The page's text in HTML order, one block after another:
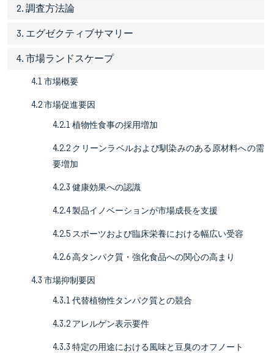
2. 調査方法論
3. エグゼクティブサマリー
4. 市場ランドスケープ
4.1 市場概要
4.2 市場促進要因
4.2.1 植物性食事の採用増加
4.2.2 クリーンラベルおよび馴染みのある原材料への需
要増加
4.2.3 健康効果への認識
4.2.4 製品イノベーションが市場成長を支援
4.2.5 スポーツおよび臨床栄養における幅広い受容
4.2.6 高タンパク質・強化食品への関心の高まり
4.3 市場抑制要因
4.3.1 代替植物性タンパク質との競合
4.3.2 アレルゲン表示要件
4.3.3 特定の用途における風味と豆臭のオフノート